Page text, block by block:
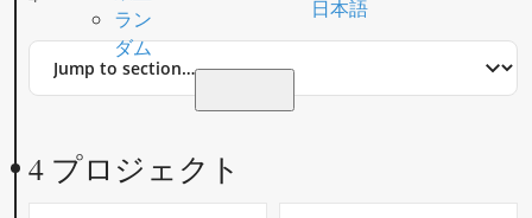
ラン
ダム
日本語
Jump
4 プロジェクト